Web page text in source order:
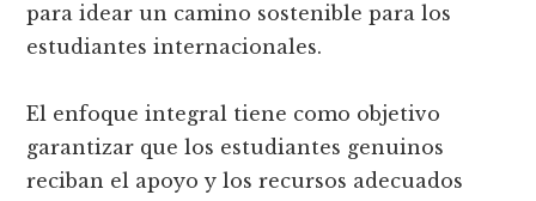
para idear un camino sostenible para los
estudiantes internacionales.
El enfoque integral tiene como objetivo
garantizar que los estudiantes genuinos
reciban el apoyo y los recursos adecuados